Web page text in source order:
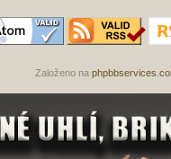
Založeno na